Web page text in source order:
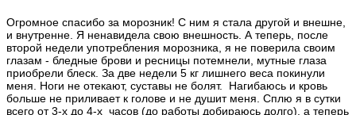
Огромное спасибо за морозник! С ним я стала другой и внешне,
и внутренне. Я ненавидела свою внешность. А теперь, после
второй недели употребления морозника, я не поверила своим
глазам - бледные брови и ресницы потемнели, мутные глаза
приобрели блеск. За две недели 5 кг лишнего веса покинули
меня. Ноги не отекают, суставы не болят. Нагибаюсь и кровь
больше не приливает к голове и не душит меня. Сплю я в сутки
всего от 3-х до 4-х часов (до работы добираюсь долго), а теперь